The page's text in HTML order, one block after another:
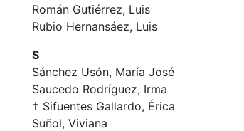
Román Gutiérrez, Luis
Rubio Hernansáez, Luis
S
Sánchez Usón, María José
Saucedo Rodríguez, Irma
† Sifuentes Gallardo, Érica
Suñol, Viviana